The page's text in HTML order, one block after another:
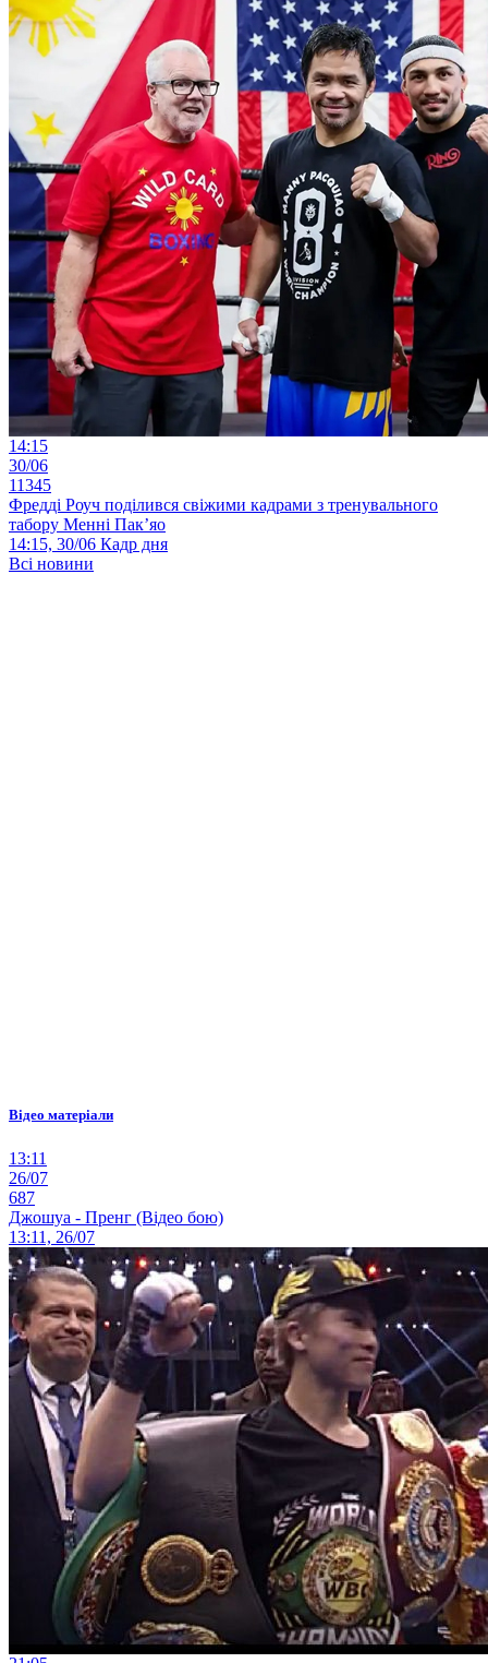
14:15
30/06
11345
Фредді Роуч поділився свіжими кадрами з тренувального
табору Менні Пак’яо
14:15, 30/06 Кадр дня
Всі новини
Відео матеріали
13:11
26/07
687
Джошуа - Пренг (Відео бою)
13:11, 26/07